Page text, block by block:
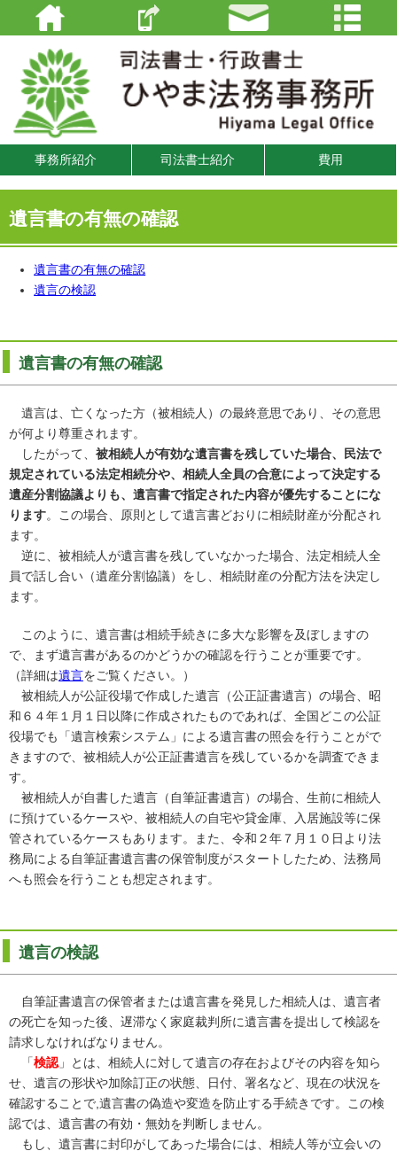
事務所紹介 司法書士紹介 費用
遺言書の有無の確認
遺言書の有無の確認
遺言の検認
遺言書の有無の確認
遺言は、亡くなった方（被相続人）の最終意思であり、その意思
が何より尊重されます。
したがって、 被相続人が有効な遺言書を残していた場合、民法で
規定されている法定相続分や、相続人全員の合意によって決定する
遺産分割協議よりも、遺言書で指定された内容が優先することにな
ります。この場合、原則として遺言書どおりに相続財産が分配され
ます。
逆に、被相続人が遺言書を残していなかった場合、法定相続人全
員で話し合い（遺産分割協議）をし、相続財産の分配方法を決定し
ます。
このように、遺言書は相続手続きに多大な影響を及ぼしますの
で、まず遺言書があるのかどうかの確認を行うことが重要です。
（詳細は遺言をご覧ください。）
被相続人が公証役場で作成した遺言（公正証書遺言）の場合、昭
和６４年１月１日以降に作成されたものであれば、全国どこの公証
役場でも「遺言検索システム」による遺言書の照会を行うことがで
きますので、被相続人が公正証書遺言を残しているかを調査できま
す。
被相続人が自書した遺言（自筆証書遺言）の場合、生前に相続人
に預けているケースや、被相続人の自宅や貸金庫、入居施設等に保
管されているケースもあります。また、令和２年７月１０日より法
務局による自筆証書遺言書の保管制度がスタートしたため、法務局
へも照会を行うことも想定されます。
遺言の検認
自筆証書遺言の保管者または遺言書を発見した相続人は、遺言者
の死亡を知った後、遅滞なく家庭裁判所に遺言書を提出して検認を
請求しなければなりません。
「検認」とは、相続人に対して遺言の存在およびその内容を知ら
せ、遺言の形状や加除訂正の状態、日付、署名など、現在の状況を
確認することで,遺言書の偽造や変造を防止する手続きです。この検
認では、遺言書の有効・無効を判断しません。
もし、遺言書に封印がしてあった場合には、相続人等が立会いの